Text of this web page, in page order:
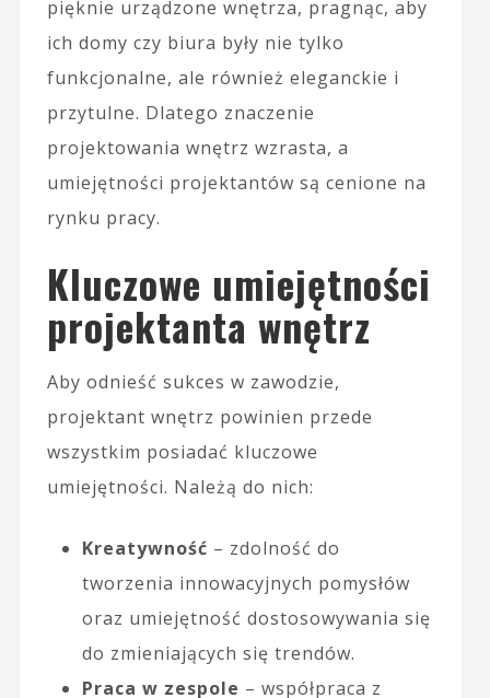
pięknie urządzone wnętrza, pragnąc, aby
ich domy czy biura były nie tylko
funkcjonalne, ale również eleganckie i
przytulne. Dlatego znaczenie
projektowania wnętrz wzrasta, a
umiejętności projektantów są cenione na
rynku pracy.
Kluczowe umiejętności
projektanta wnętrz
Aby odnieść sukces w zawodzie,
projektant wnętrz powinien przede
wszystkim posiadać kluczowe
umiejętności. Należą do nich:
Kreatywność – zdolność do
tworzenia innowacyjnych pomysłów
oraz umiejętność dostosowywania się
do zmieniających się trendów.
Praca w zespole – współpraca z